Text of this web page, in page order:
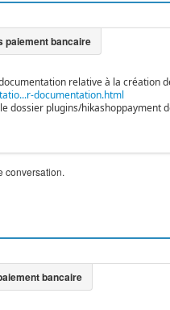
relative à la création
documentation.html
dossier plugins/hikashoppayment
conversation.